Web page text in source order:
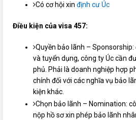
Có cơ hội xinđịnh cư Úc
Điều kiện của visa 457:
Quyền bảo lãnh –
và tuyển dụng, công ty Úc cần
phủ. Phải là doanh nghiệp hợp
chính đối với các nghĩa vụ bảo
kiện khác.
Chọn bảo lãnh – Nomination:
nộp hồ sơ xin phép bảo lãnh